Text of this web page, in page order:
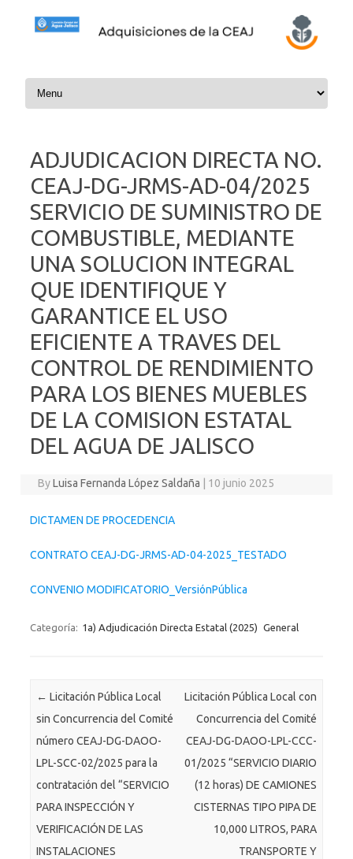
Skip to content
ADJUDICACION DIRECTA NO.
CEAJ-DG-JRMS-AD-04/2025
SERVICIO DE SUMINISTRO DE
COMBUSTIBLE, MEDIANTE
UNA SOLUCION INTEGRAL
QUE IDENTIFIQUE Y
GARANTICE EL USO
EFICIENTE A TRAVES DEL
CONTROL DE RENDIMIENTO
PARA LOS BIENES MUEBLES
DE LA COMISION ESTATAL
DEL AGUA DE JALISCO
ByLuisa Fernanda López Saldaña 10 junio 2025
DICTAMEN DE PROCEDENCIA
CONTRATO CEAJ-DG-JRMS-AD-04-2025_TESTADO
CONVENIO MODIFICATORIO_VersiónPública
Categoría: 1a) Adjudicación Directa Estatal (2025) General
Post navigation
← Licitación Pública Local
sin Concurrencia del Comité
número CEAJ-DG-DAOO-
LPL-SCC-02/2025 para la
contratación del “SERVICIO
PARA INSPECCIÓN Y
VERIFICACIÓN DE LAS
INSTALACIONES
Licitación Pública Local con
Concurrencia del Comité
CEAJ-DG-DAOO-LPL-CCC-
01/2025 “SERVICIO DIARIO
(12 horas) DE CAMIONES
CISTERNAS TIPO PIPA DE
10,000 LITROS, PARA
TRANSPORTE Y